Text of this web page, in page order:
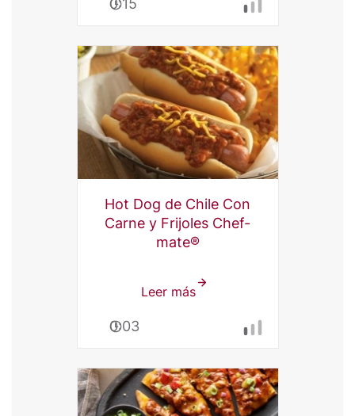
Chef-
mate®
Chile
Con
Carne
y
Frijoles
0:15
Hot Dog de Chile Con
Carne y Frijoles Chef-
mate®
Leer mássobre
Chile
Con
Carne
0:03